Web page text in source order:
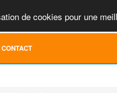
de cookies pour une
CONTACT